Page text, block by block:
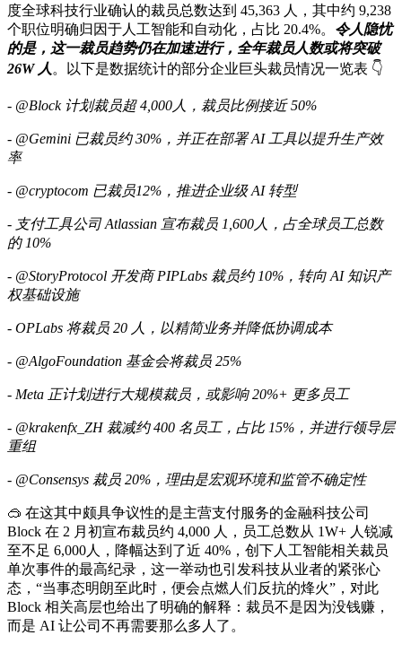
度全球科技行业确认的裁员总数达到 45,363 人，其中约 9,238
个职位明确归因于人工智能和自动化，占比 20.4%。 令人隐忧
的是，这一裁员趋势仍在加速进行，全年裁员人数或将突破
26W 人 。以下是数据统计的部分企业巨头裁员情况一览表 👇
- @Block 计划裁员超 4,000人，裁员比例接近 50%
- @Gemini 已裁员约 30%，并正在部署 AI 工具以提升生产效
率
- @cryptocom 已裁员12%，推进企业级 AI 转型
- 支付工具公司 Atlassian 宣布裁员 1,600人，占全球员工总数
的 10%
- @StoryProtocol 开发商 PIPLabs 裁员约 10%，转向 AI 知识产
权基础设施
- OPLabs 将裁员 20 人，以精简业务并降低协调成本
- @AlgoFoundation 基金会将裁员 25%
- Meta 正计划进行大规模裁员，或影响 20%+ 更多员工
- @krakenfx_ZH 裁减约 400 名员工，占比 15%，并进行领导层
重组
- @Consensys 裁员 20%，理由是宏观环境和监管不确定性
🥽 在这其中颇具争议性的是主营支付服务的金融科技公司
Block 在 2 月初宣布裁员约 4,000 人，员工总数从 1W+ 人锐减
至不足 6,000人，降幅达到了近 40%，创下人工智能相关裁员
单次事件的最高纪录，这一举动也引发科技从业者的紧张心
态，“当事态明朗至此时，便会点燃人们反抗的烽火”，对此
Block 相关高层也给出了明确的解释：裁员不是因为没钱赚，
而是 AI 让公司不再需要那么多人了。